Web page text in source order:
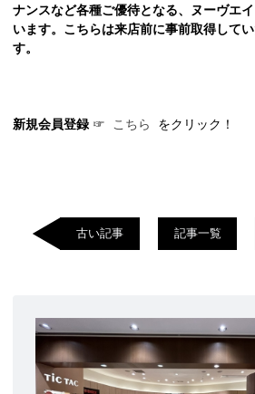
ナンスなど各種ご優待となる、ヌーヴエ
います。こちらは来店前に事前取得して
す。
新規会員登録 ☞ こちら をクリック！
古い記事 記事一覧